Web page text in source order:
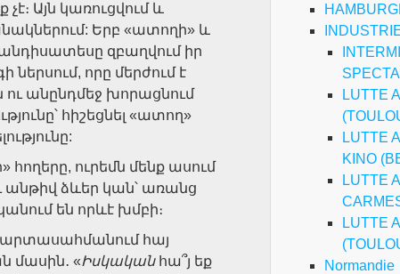
Այն կառուցվում և
Երբ «ատողի» և
զբաղվում իր
որը մերժում է
ու անընդմեջ խորացնում
հիշեցնել «ատող»
հողերը, ուրեմն մենք ասում
անթիվ ձևեր կան՝ առանց
են որևէ խմբի։
արտասահմանում հայ
մասին․ «Իսկականհա՞յ եք
LUTTE
LUTTE
KINO
LUTTE
LUTTE
Normandie